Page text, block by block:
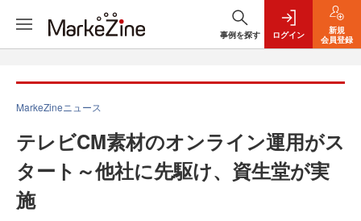
事例を探す ログイン
新規
会員登録
MarkeZineニュース
テレビCM素材のオンライン運用がス
タート～他社に先駆け、資生堂が実
施